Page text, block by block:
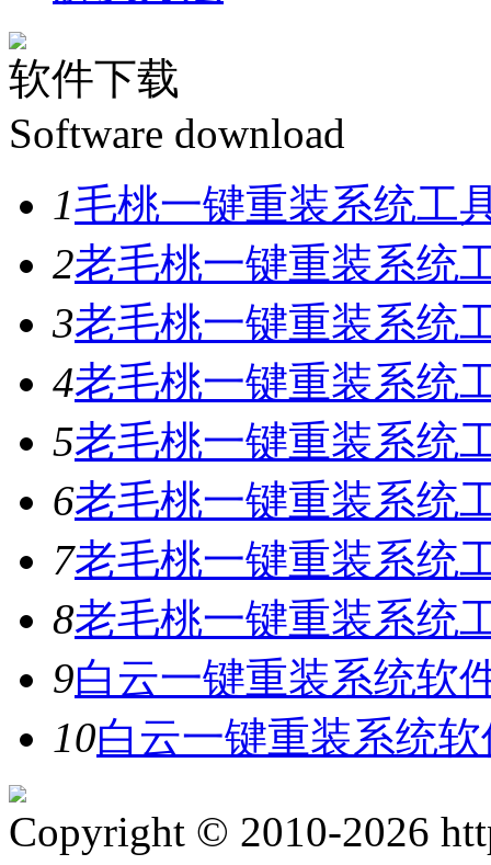
软件下载
Software download
1毛桃一键重装系统工
2老毛桃一键重装系统
3老毛桃一键重装系统
4老毛桃一键重装系统
5老毛桃一键重装系统
6老毛桃一键重装系统
7老毛桃一键重装系统
8老毛桃一键重装系统
9白云一键重装系统软
10白云一键重装系统
Copyright © 2010-2026